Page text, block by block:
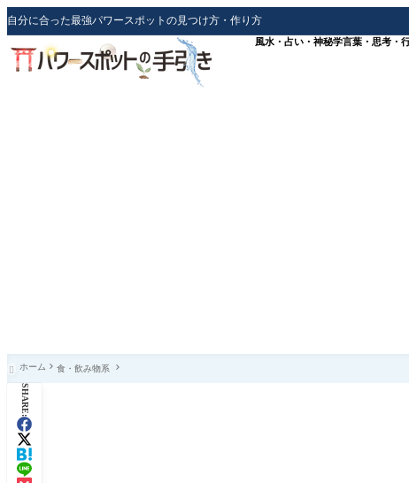
自分に合った最強パワースポットの見つけ方・作り方
風水・占い・神秘学言葉・思考・
 ホーム 食・飲み物系
SHARE: